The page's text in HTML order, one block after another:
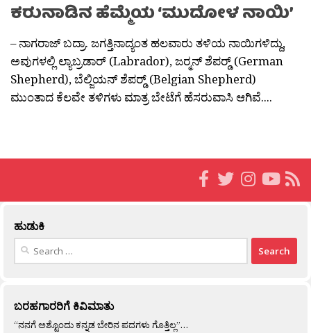
ಕರುನಾಡಿನ ಹೆಮ್ಮೆಯ ‘ಮುದೋಳ ನಾಯಿ’
– ನಾಗರಾಜ್ ಬದ್ರಾ. ಜಗತ್ತಿನಾದ್ಯಂತ ಹಲವಾರು ತಳಿಯ ನಾಯಿಗಳಿದ್ದು,
ಅವುಗಳಲ್ಲಿ ಲ್ಯಾಬ್ರಡಾರ್ (Labrador), ಜರ‍್ಮನ್ ಶೆಪರ‍್ಡ್ (German
Shepherd), ಬೆಲ್ಜಿಯನ್ ಶೆಪರ‍್ಡ್ (Belgian Shepherd)
ಮುಂತಾದ ಕೆಲವೇ ತಳಿಗಳು ಮಾತ್ರ ಬೇಟೆಗೆ ಹೆಸರುವಾಸಿ ಆಗಿವೆ....
ಹುಡುಕಿ
Search
ಬರಹಗಾರರಿಗೆ ಕಿವಿಮಾತು
“ನನಗೆ ಅಶ್ಟೊಂದು ಕನ್ನಡ ಬೇರಿನ ಪದಗಳು ಗೊತ್ತಿಲ್ಲ”…